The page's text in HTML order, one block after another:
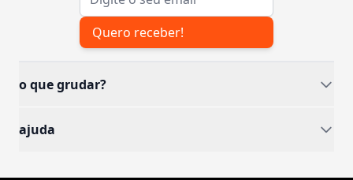
Quero receber!
o que grudar?
ajuda